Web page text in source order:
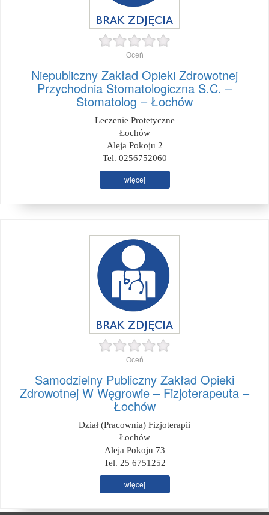
Oceń
Niepubliczny Zakład Opieki Zdrowotnej
Przychodnia Stomatologiczna S.C. –
Stomatolog – Łochów
Leczenie Protetyczne
Łochów
Aleja Pokoju 2
Tel. 0256752060
więcej
Oceń
Samodzielny Publiczny Zakład Opieki
Zdrowotnej W Węgrowie – Fizjoterapeuta –
Łochów
Dział (Pracownia) Fizjoterapii
Łochów
Aleja Pokoju 73
Tel. 25 6751252
więcej